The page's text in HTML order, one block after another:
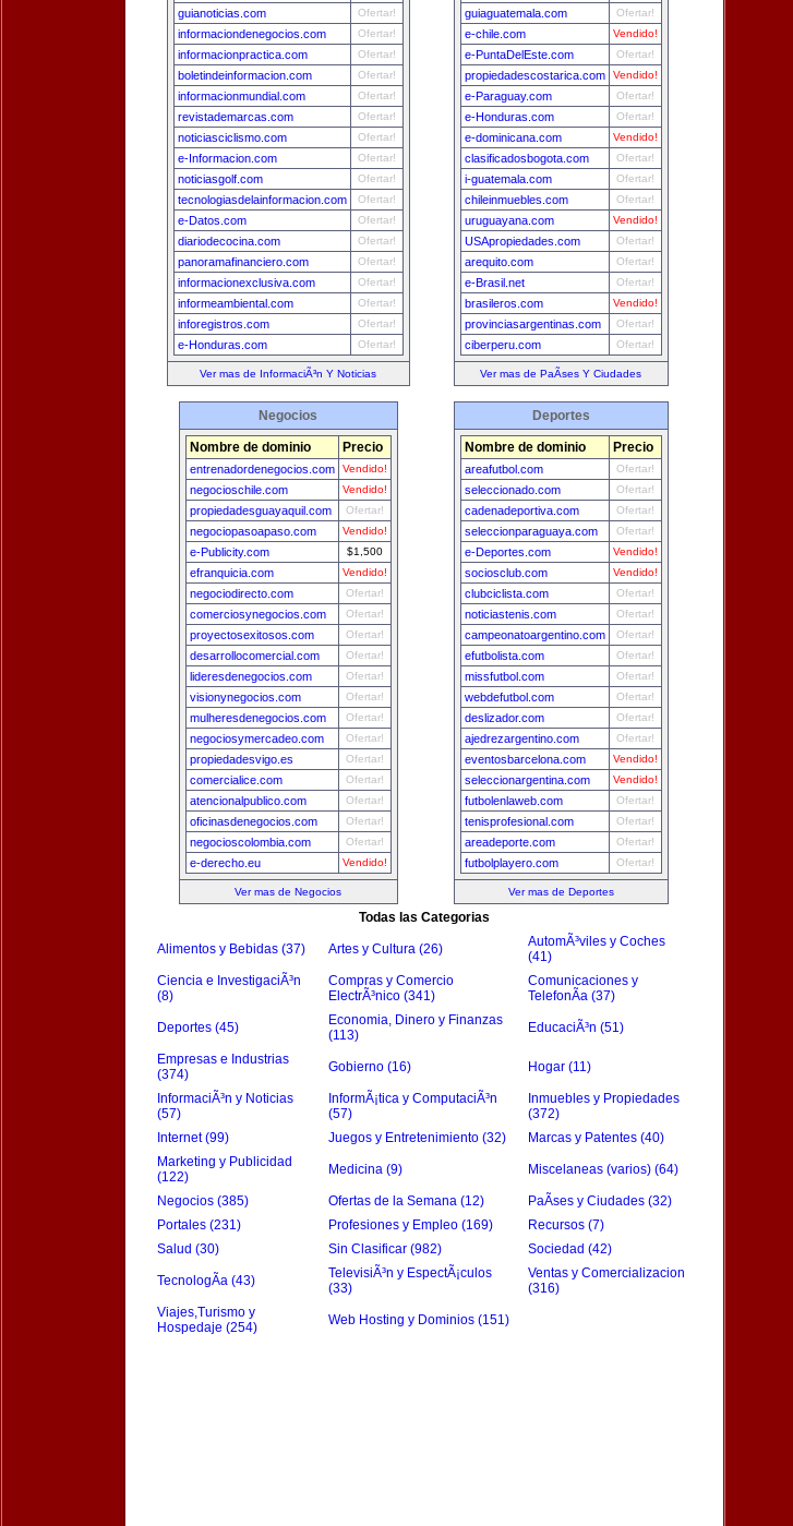
guianoticias.com Ofertar!
informaciondenegocios.com Ofertar!
informacionpractica.com Ofertar!
boletindeinformacion.com Ofertar!
informacionmundial.com Ofertar!
revistademarcas.com Ofertar!
noticiasciclismo.com Ofertar!
e-Informacion.com Ofertar!
noticiasgolf.com Ofertar!
tecnologiasdelainformacion.com Ofertar!
e-Datos.com Ofertar!
diariodecocina.com Ofertar!
panoramafinanciero.com Ofertar!
informacionexclusiva.com Ofertar!
informeambiental.com Ofertar!
inforegistros.com Ofertar!
e-Honduras.com Ofertar!
Ver mas de InformaciÃ³n Y Noticias
guiaguatemala.com Ofertar!
e-chile.com Vendido!
e-PuntaDelEste.com Ofertar!
propiedadescostarica.com Vendido!
e-Paraguay.com Ofertar!
e-Honduras.com Ofertar!
e-dominicana.com Vendido!
clasificadosbogota.com Ofertar!
i-guatemala.com Ofertar!
chileinmuebles.com Ofertar!
uruguayana.com Vendido!
USApropiedades.com Ofertar!
arequito.com Ofertar!
e-Brasil.net Ofertar!
brasileros.com Vendido!
provinciasargentinas.com Ofertar!
ciberperu.com Ofertar!
Ver mas de PaÃ­ses Y Ciudades
Negocios
Nombre de dominio Precio
entrenadordenegocios.com Vendido!
negocioschile.com Vendido!
propiedadesguayaquil.com Ofertar!
negociopasoapaso.com Vendido!
e-Publicity.com $1,500
efranquicia.com Vendido!
negociodirecto.com Ofertar!
comerciosynegocios.com Ofertar!
proyectosexitosos.com Ofertar!
desarrollocomercial.com Ofertar!
lideresdenegocios.com Ofertar!
visionynegocios.com Ofertar!
mulheresdenegocios.com Ofertar!
negociosymercadeo.com Ofertar!
propiedadesvigo.es Ofertar!
comercialice.com Ofertar!
atencionalpublico.com Ofertar!
oficinasdenegocios.com Ofertar!
negocioscolombia.com Ofertar!
e-derecho.eu Vendido!
Ver mas de Negocios
Deportes
Nombre de dominio Precio
areafutbol.com Ofertar!
seleccionado.com Ofertar!
cadenadeportiva.com Ofertar!
seleccionparaguaya.com Ofertar!
e-Deportes.com Vendido!
sociosclub.com Vendido!
clubciclista.com Ofertar!
noticiastenis.com Ofertar!
campeonatoargentino.com Ofertar!
efutbolista.com Ofertar!
missfutbol.com Ofertar!
webdefutbol.com Ofertar!
deslizador.com Ofertar!
ajedrezargentino.com Ofertar!
eventosbarcelona.com Vendido!
seleccionargentina.com Vendido!
futbolenlaweb.com Ofertar!
tenisprofesional.com Ofertar!
areadeporte.com Ofertar!
futbolplayero.com Ofertar!
Ver mas de Deportes
Todas las Categorias
Alimentos y Bebidas (37) Artes y Cultura (26)
AutomÃ³viles y Coches
(41)
Ciencia e InvestigaciÃ³n
(8)
Compras y Comercio
ElectrÃ³nico (341)
Comunicaciones y
TelefonÃ­a (37)
Deportes (45)
Economia, Dinero y Finanzas
(113)
EducaciÃ³n (51)
Empresas e Industrias
(374)
Gobierno (16) Hogar (11)
InformaciÃ³n y Noticias
(57)
InformÃ¡tica y ComputaciÃ³n
(57)
Inmuebles y Propiedades
(372)
Internet (99)
Juegos y Entretenimiento (32)
Marcas y Patentes (40)
Marketing y Publicidad
(122)
Medicina (9) Miscelaneas (varios) (64)
Negocios (385) Ofertas de la Semana (12)
PaÃ­ses y Ciudades (32)
Portales (231)
Profesiones y Empleo (169)
Recursos (7)
Salud (30)
Sin Clasificar (982) Sociedad (42)
TecnologÃ­a (43)
TelevisiÃ³n y EspectÃ¡culos
(33)
Ventas y Comercializacion
(316)
Viajes,Turismo y
Hospedaje (254)
Web Hosting y Dominios (151)